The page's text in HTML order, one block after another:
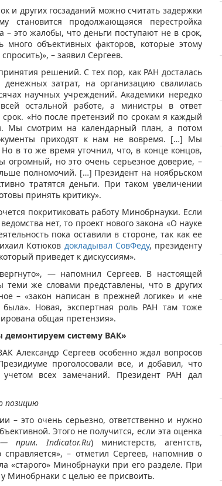
и других госзаданий можно считать задержки
становится продолжающаяся перестройка
это жалобы, что деньги поступают не в срок,
много объективных факторов, которые этому
– заявил Сергеев.
решений. С тех пор, как РАН досталась
затрат, на организацию свалилась
научных учреждений. Академики нередко
остальной работе, а министры в ответ
«Но после претензий по срокам я каждый
Мы смотрим на календарный план, а потом
приходят к нам не вовремя. […] Мы
в то же время уточнил, что, в конце концов,
огромный, но это очень серьезное доверие, –
полномочий. […] Президент на ноябрьском
тратятся деньги. При таком увеличении
принять критику».
покритиковать работу Минобрнауки. Если
нет, то проект нового закона «О науке
пока оставили в стороне, так как ее
Котюков докладывал СовФеду, президенту
приведет к дискуссиям».
— напомнил Сергеев. В настоящей
теми же словами представлены, что в других
– «закон написан в прежней логике» и «не
Новая, экспертная роль РАН там тоже
общая претензия».
демонтируем систему ВАК»
Александр Сергеев особенно ждал вопросов
проголосовали все, и добавил, что
всех замечаний. Президент РАН дал
позицию
– это очень серьезно, ответственно и нужно
Этого не получится, если эта оценка
— прим. Indicator.Ru) министерств, агентств,
– отметил Сергеев, напомнив о
«старого» Минобрнауки при его разделе. При
Минобрнаки с целью ее присвоить.